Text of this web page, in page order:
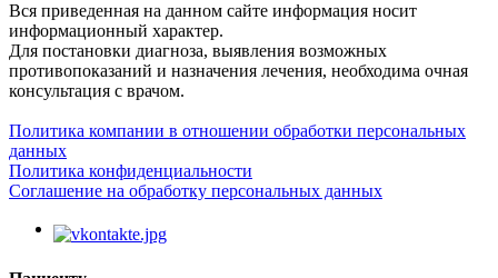
Вся приведенная на данном сайте информация носит
информационный характер.
Для постановки диагноза, выявления возможных
противопоказаний и назначения лечения, необходима очная
консультация с врачом.
Политика компании в отношении обработки персональных
данных
Политика конфиденциальности
Соглашение на обработку персональных данных